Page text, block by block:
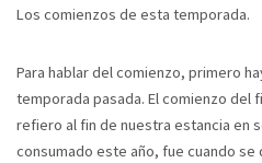
Los comienzos de esta temporada.
Para hablar del comienzo, primero
temporada pasada. El comienzo del
refiero al fin de nuestra estancia en
consumado este año, fue cuando